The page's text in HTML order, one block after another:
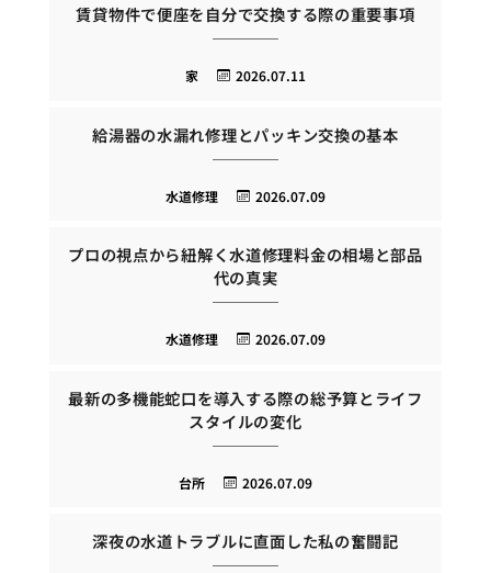
賃貸物件で便座を自分で交換する際の重要事項
2026.07.11
家
給湯器の水漏れ修理とパッキン交換の基本
2026.07.09
水道修理
プロの視点から紐解く水道修理料金の相場と部品
代の真実
2026.07.09
水道修理
最新の多機能蛇口を導入する際の総予算とライフ
スタイルの変化
2026.07.09
台所
深夜の水道トラブルに直面した私の奮闘記